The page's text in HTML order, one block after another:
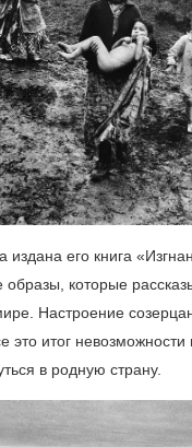
издана его книга
образы, которые
Настроение
это итог
в родную страну.